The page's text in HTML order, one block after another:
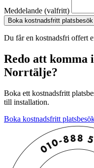
Meddelande (valfritt)
Boka kostnadsfritt platsbesök
Du får en kostnadsfri offert
Redo att komma
Norrtälje?
Boka ett kostnadsfritt
till installation.
Boka kostnadsfritt